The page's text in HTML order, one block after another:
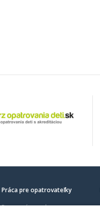
Práca pre opatrovateľky
Pracovné ponuky